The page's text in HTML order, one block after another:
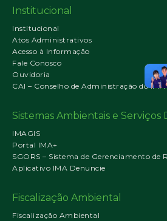
Institucional
Institucional
Atos Administrativos
Acesso à Informação
Fale Conosco
Ouvidoria
CAI – Conselho de Administração do IMA
Sistemas Ambientais e Serviços
IMAGIS
Portal IMA+
SGORS – Sistema de Gerenciamento de
Aplicativo IMA Denuncie
Fiscalização Ambiental
Fiscalização Ambiental